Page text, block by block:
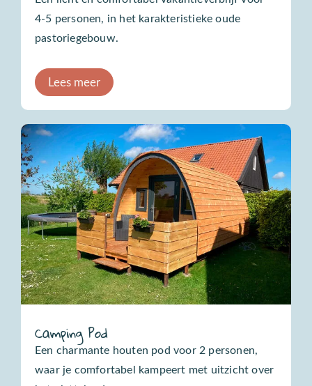
4-5 personen, in het karakteristieke oude
pastoriegebouw.
Lees meer
Camping Pod
Een charmante houten pod voor 2 personen,
waar je comfortabel kampeert met uitzicht over